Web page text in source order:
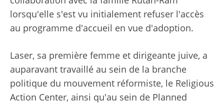
lorsqu'elle s'est vu initialement refuser l'accès
au programme d'accueil en vue d'adoption.
Laser, sa première femme et dirigeante juive, a
auparavant travaillé au sein de la branche
politique du mouvement réformiste, le Religious
Action Center, ainsi qu'au sein de Planned